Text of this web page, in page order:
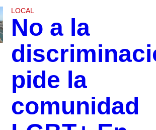
LOCAL
No a la
pide la
comunidad